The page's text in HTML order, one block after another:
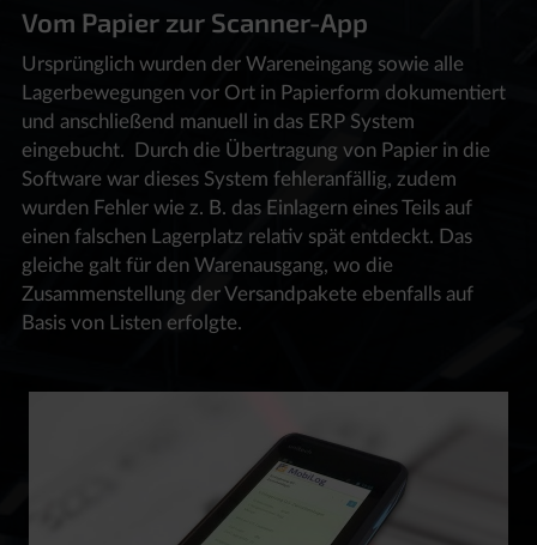
Vom Papier zur Scanner-App
Ursprünglich wurden der Wareneingang sowie alle
Lagerbewegungen vor Ort in Papierform dokumentiert
und anschließend manuell in das ERP System
eingebucht. Durch die Übertragung von Papier in die
Software war dieses System fehleranfällig, zudem
wurden Fehler wie z. B. das Einlagern eines Teils auf
einen falschen Lagerplatz relativ spät entdeckt. Das
gleiche galt für den Warenausgang, wo die
Zusammenstellung der Versandpakete ebenfalls auf
Basis von Listen erfolgte.